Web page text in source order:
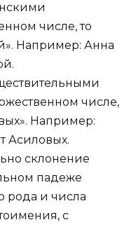
числе, то
Например: Анна
числе,
Например:
Асиловых.
склонение
падеже
рода и числа
с